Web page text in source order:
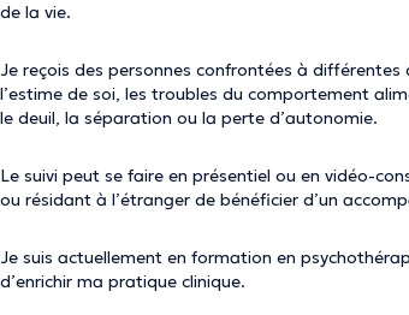
de la vie.
Je reçois des personnes confrontées à
l’estime de soi, les troubles du comportement
le deuil, la séparation ou la perte d’autonomie.
Le suivi peut se faire en présentiel ou en vidéo-
ou résidant à l’étranger de bénéficier d’un
Je suis actuellement en formation en
d’enrichir ma pratique clinique.